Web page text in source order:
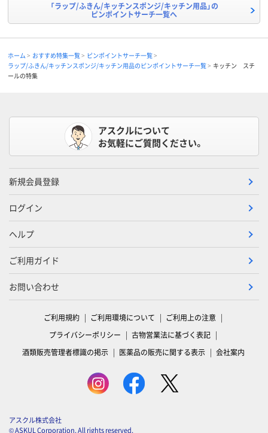
「ラップ/ふきん/キッチンスポンジ/キッチン用品」の
ピンポイントサーチ一覧へ
ホーム おすすめ特集一覧
ピンポイントサーチ一覧
ラップ/ふきん/キッチンスポンジ/キッチン用品のピンポイントサーチ一覧
キッチン スチ
ールの特集
アスクルについて
お気軽にご質問ください。
新規会員登録
ログイン
ヘルプ
ご利用ガイド
お問い合わせ
ご利用規約 ご利用環境について
ご利用上の注意
プライバシーポリシー
古物営業法に基づく表記
酒類販売管理者標識の掲示
医薬品の販売に関する表示 会社案内
アスクル株式会社
© ASKUL Corporation. All rights reserved.